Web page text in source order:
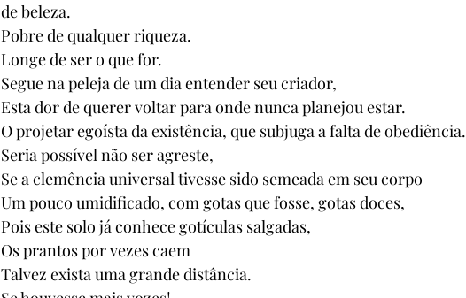
de beleza.
Pobre de qualquer riqueza.
Longe de ser o que for.
Segue na peleja de um dia entender seu criador,
Esta dor de querer voltar para onde nunca planejou estar.
O projetar egoísta da existência, que subjuga a falta de obediência.
Seria possível não ser agreste,
Se a clemência universal tivesse sido semeada em seu corpo
Um pouco umidificado, com gotas que fosse, gotas doces,
Pois este solo já conhece gotículas salgadas,
Os prantos por vezes caem
Talvez exista uma grande distância.